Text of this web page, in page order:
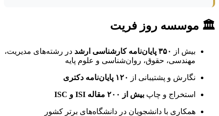
🏛 موسسه روز فریت
بیش از ۳۵۰ پایان‌نامه کارشناسی ارشد
در رشته‌های مدیریت،
مهندسی، حقوق، روان‌شناسی و علوم پایه
نگارش و پشتیبانی از ۱۲۰ پایان‌نامه دکتری
استخراج و چاپ بیش از ۲۰۰ مقاله ISI و ISC
همکاری با دانشجویان در دانشگاه‌های برتر کشور